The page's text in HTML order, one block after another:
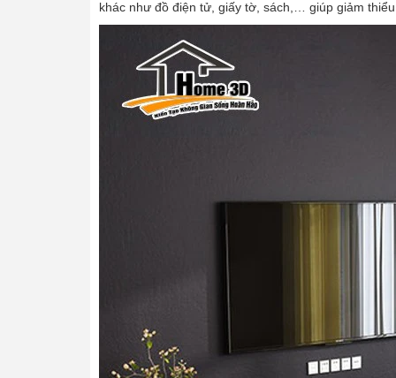
khác như đồ điện tử, giấy tờ, sách,… giúp giảm